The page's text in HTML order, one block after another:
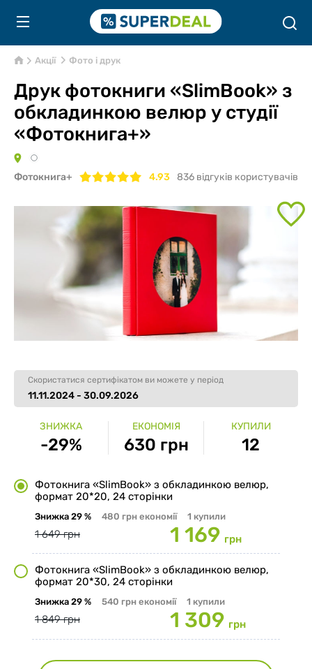
Акції Фото і друк
Друк фотокниги «SlimBook» з
обкладинкою велюр у студії
«Фотокнига+»
Фотокнига+ 4.93 836 відгуків користувачів
Скористатися сертифікатом ви можете у період
11.11.2024 - 30.09.2026
ЗНИЖКА
-29%
ЕКОНОМІЯ
630 грн
КУПИЛИ
12
Фотокнига «SlimBook» з обкладинкою велюр,
формат 20*20, 24 сторінки
Знижка 29 % 480 грн економії 1 купили
1 649 грн 1 169 грн
Фотокнига «SlimBook» з обкладинкою велюр,
формат 20*30, 24 сторінки
Знижка 29 % 540 грн економії 1 купили
1 849 грн 1 309 грн